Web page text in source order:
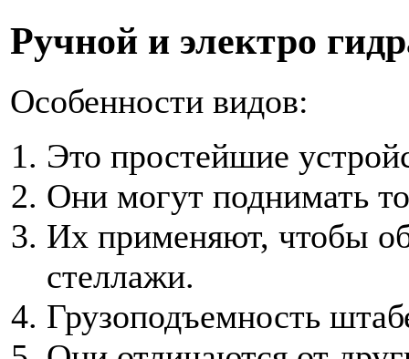
Ручной и электро
Особенности видов:
Это простейшие
Они могут поднимать
Их применяют, чтобы
стеллажи.
Грузоподъемность